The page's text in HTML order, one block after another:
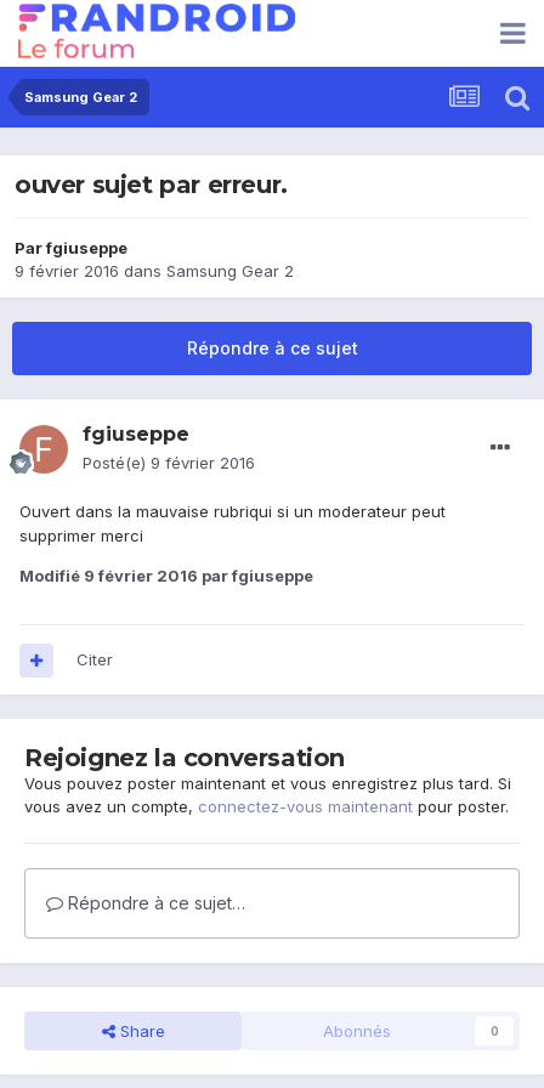
Samsung Gear 2
ouver sujet par erreur.
Parfgiuseppe
9 février 2016 dans Samsung Gear 2
Répondre à ce sujet
fgiuseppe
Posté(e) 9 février 2016
Ouvert dans la mauvaise rubriqui si un moderateur peut
supprimer merci
Modifié 9 février 2016 par fgiuseppe
Citer
Rejoignez la conversation
Vous pouvez poster maintenant et vous enregistrez plus tard. Si
vous avez un compte, connectez-vous maintenant pour poster.
Répondre à ce sujet…
Share Abonnés 0